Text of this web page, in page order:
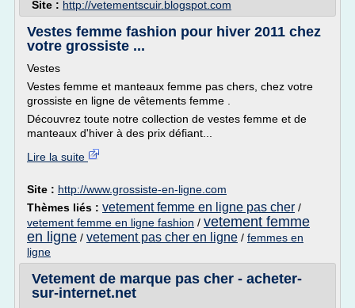
Site : http://vetementscuir.blogspot.com
Vestes femme fashion pour hiver 2011 chez
votre grossiste ...
Vestes
Vestes femme et manteaux femme pas chers, chez votre
grossiste en ligne de vêtements femme .
Découvrez toute notre collection de vestes femme et de
manteaux d'hiver à des prix défiant...
Lire la suite
Site : http://www.grossiste-en-ligne.com
Thèmes liés : vetement femme en ligne pas cher /
vetement femme en ligne fashion / vetement femme
en ligne / vetement pas cher en ligne / femmes en
ligne
Vetement de marque pas cher - acheter-
sur-internet.net